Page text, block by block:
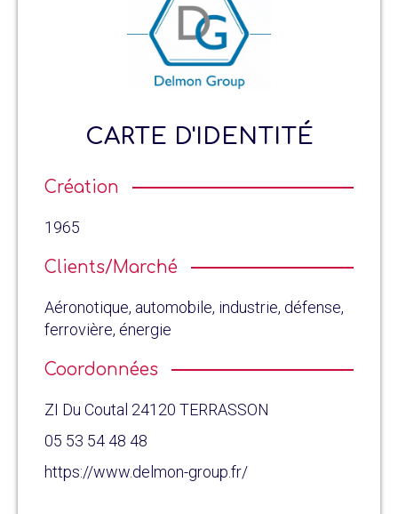
CARTE D'IDENTITÉ
Création
1965
Clients/Marché
Aéronotique, automobile, industrie, défense,
ferrovière, énergie
Coordonnées
ZI Du Coutal 24120 TERRASSON
05 53 54 48 48
https://www.delmon-group.fr/